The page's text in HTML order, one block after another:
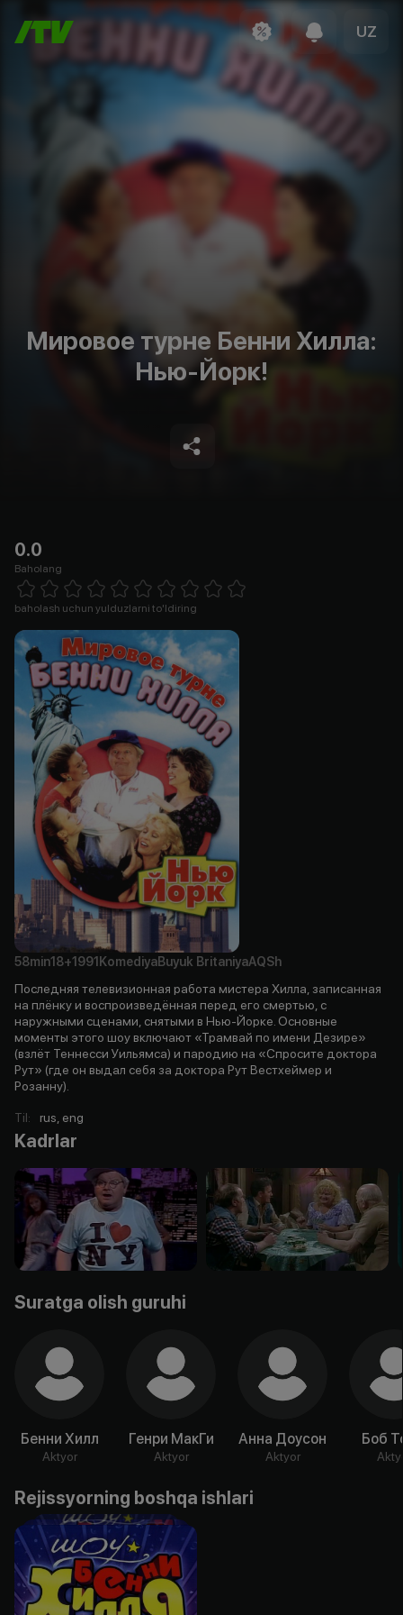
UZ
Мировое турне Бенни Хилла:
Нью-Йорк!
0.0
Baholang
1 Star 2 Stars 3 Stars 4 Stars5 Stars 6 Stars7 Stars8 Stars
baholash uchun yulduzlarni to'ldiring
58min18+1991 KomediyaBuyuk BritaniyaAQSh
Последняя телевизионная работа мистера Хилла, записанная
на плёнку и воспроизведённая перед его смертью, с
наружными сценами, снятыми в Нью-Йорке. Основные
моменты этого шоу включают «Трамвай по имени Дезире»
(взлёт Теннесси Уильямса) и пародию на «Спросите доктора
Рут» (где он выдал себя за доктора Рут Вестхеймер и
Розанну).
Til: rus, eng
Kadrlar
Suratga olish guruhi
Бенни Хилл
Aktyor
Генри МакГи
Aktyor
Анна Доусон
Aktyor
Боб
Rejissyorning boshqa ishlari